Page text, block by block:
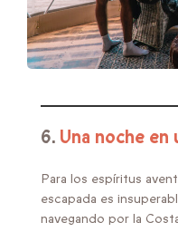
6. Una noche en
Para los espíritus
escapada es
navegando por la